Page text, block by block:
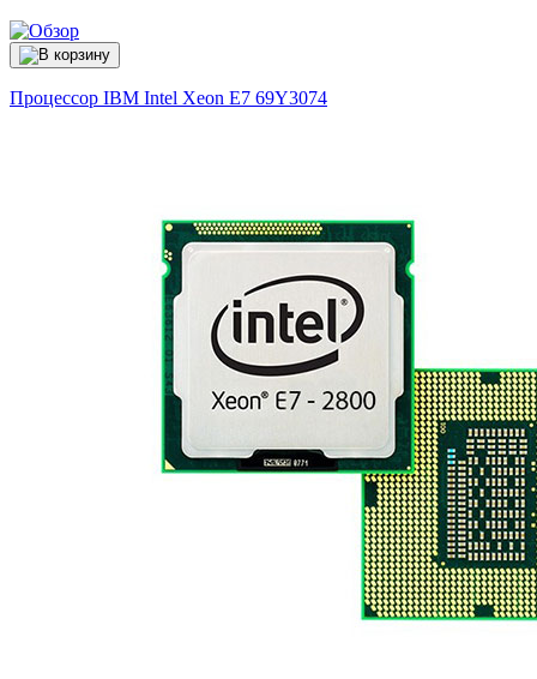
Процессор IBM Intel Xeon E7 69Y3074